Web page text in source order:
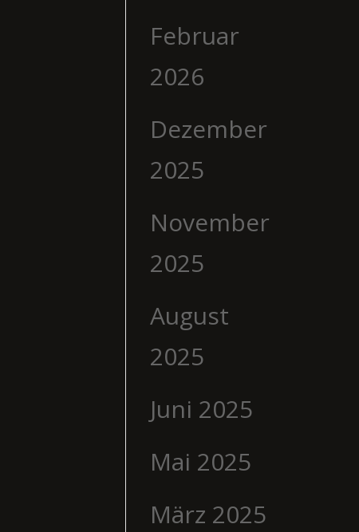
Februar
2026
Dezember
2025
November
2025
August
2025
Juni 2025
Mai 2025
März 2025